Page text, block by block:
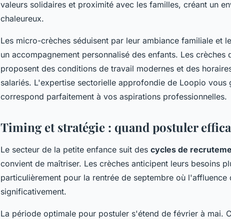
valeurs solidaires et proximité avec les familles, créant un
chaleureux.
Les micro-crèches séduisent par leur ambiance familiale et
un accompagnement personnalisé des enfants. Les crèches
proposent des conditions de travail modernes et des
salariés. L'expertise sectorielle approfondie de Loopio vous
correspond parfaitement à vos aspirations professionnelles.
Timing et stratégie : quand postuler
Le secteur de la petite enfance suit des cycles de
convient de maîtriser. Les crèches anticipent leurs besoins
particulièrement pour la rentrée de septembre où l'affluence
significativement.
La période optimale pour postuler s'étend de février à mai.